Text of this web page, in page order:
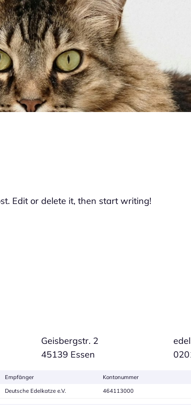
Edit or delete it, then start writing!
Geisbergstr. 2
45139 Essen
Empfänger Kontonummer
Deutsche Edelkatze e.V. 464113000